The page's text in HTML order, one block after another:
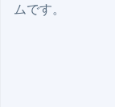
ムです。